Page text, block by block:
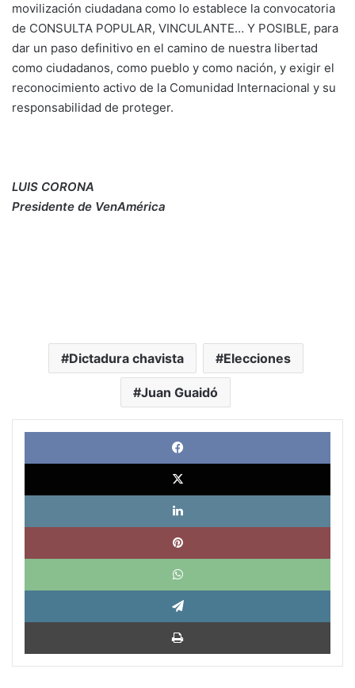
movilización ciudadana como lo establece la convocatoria
de CONSULTA POPULAR, VINCULANTE… Y POSIBLE, para
dar un paso definitivo en el camino de nuestra libertad
como ciudadanos, como pueblo y como nación, y exigir el
reconocimiento activo de la Comunidad Internacional y su
responsabilidad de proteger.
LUIS CORONA
Presidente de VenAmérica
Dictadura chavista Elecciones
Juan Guaidó
X